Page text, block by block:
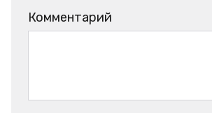
Комментарий